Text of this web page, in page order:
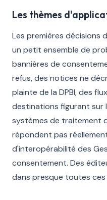
Les thèmes
Les premières décisions
un petit ensemble de
bannières de
refus, des notices ne
plainte de la DPBI, des
destinations figurant sur
systèmes de traitement
répondent pas
d'interopérabilité des
consentement. Des
dans presque toutes